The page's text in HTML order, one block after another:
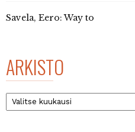
Savela, Eero: Way to
ARKISTO
Arkisto